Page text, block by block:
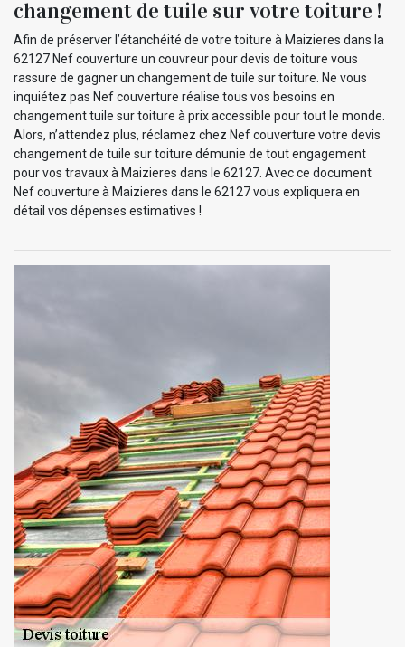
changement de tuile sur votre toiture !
Afin de préserver l’étanchéité de votre toiture à Maizieres dans la
62127 Nef couverture un couvreur pour devis de toiture vous
rassure de gagner un changement de tuile sur toiture. Ne vous
inquiétez pas Nef couverture réalise tous vos besoins en
changement tuile sur toiture à prix accessible pour tout le monde.
Alors, n’attendez plus, réclamez chez Nef couverture votre devis
changement de tuile sur toiture démunie de tout engagement
pour vos travaux à Maizieres dans le 62127. Avec ce document
Nef couverture à Maizieres dans le 62127 vous expliquera en
détail vos dépenses estimatives !